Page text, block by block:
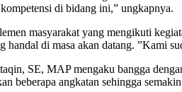
di bidang ini,” ungkapnya.
masyarakat yang mengikuti
handal di masa akan datang. ”Kami
SE, MAP mengaku bangga
beberapa angkatan sehingga